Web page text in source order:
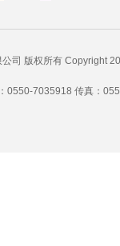
版权所有 Copyright
0550-7035918 传真：